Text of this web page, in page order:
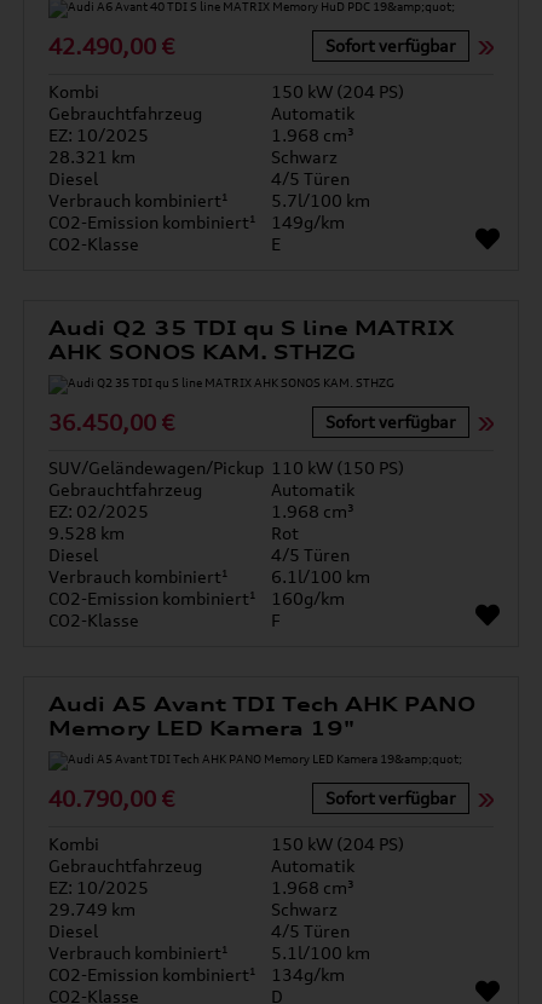
42.490,00 € Sofort verfügbar
Kombi
150 kW (204 PS)
Gebrauchtfahrzeug
Automatik
EZ: 10/2025
1.968 cm³
28.321 km
Schwarz
Diesel
4/5 Türen
Verbrauch kombiniert¹
5.7l/100 km
CO2-Emission kombiniert¹
149g/km
CO2-Klasse
E
Audi Q2 35 TDI qu S line MATRIX
AHK SONOS KAM. STHZG
36.450,00 € Sofort verfügbar
SUV/Geländewagen/Pickup 110 kW (150 PS)
Gebrauchtfahrzeug
Automatik
EZ: 02/2025
1.968 cm³
9.528 km
Rot
Diesel
4/5 Türen
Verbrauch kombiniert¹
6.1l/100 km
CO2-Emission kombiniert¹
160g/km
CO2-Klasse
F
Audi A5 Avant TDI Tech AHK PANO
Memory LED Kamera 19"
40.790,00 € Sofort verfügbar
Kombi
150 kW (204 PS)
Gebrauchtfahrzeug
Automatik
EZ: 10/2025
1.968 cm³
29.749 km
Schwarz
Diesel
4/5 Türen
Verbrauch kombiniert¹
5.1l/100 km
CO2-Emission kombiniert¹
134g/km
CO2-Klasse
D